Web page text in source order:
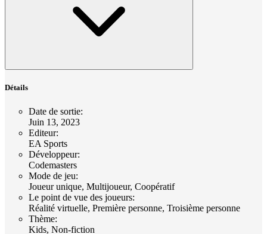
Détails
Date de sortie:
Juin 13, 2023
Editeur:
EA Sports
Développeur:
Codemasters
Mode de jeu:
Joueur unique, Multijoueur, Coopératif
Le point de vue des joueurs:
Réalité virtuelle, Première personne, Troisième personne
Thème:
Kids, Non-fiction